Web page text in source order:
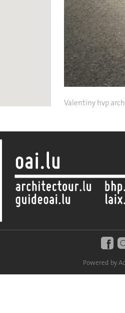
Valentiny hvp
Powered by